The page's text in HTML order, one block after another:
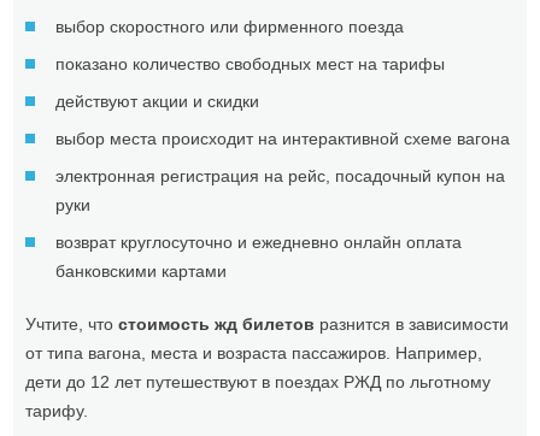
выбор скоростного или фирменного поезда
показано количество свободных мест на тарифы
действуют акции и скидки
выбор места происходит на интерактивной схеме вагона
электронная регистрация на рейс, посадочный купон на
руки
возврат круглосуточно и ежедневно онлайн оплата
банковскими картами
Учтите, чтостоимость жд билетов разнится в зависимости
от типа вагона, места и возраста пассажиров. Например,
дети до 12 лет путешествуют в поездах РЖД по льготному
тарифу.